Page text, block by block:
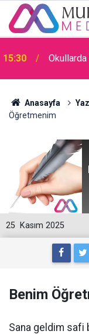
15:30
Okullarda
09:00
İdare
Anasayfa
Öğretmenim
25 Kasım 2025
Benim
Sana geldim safi